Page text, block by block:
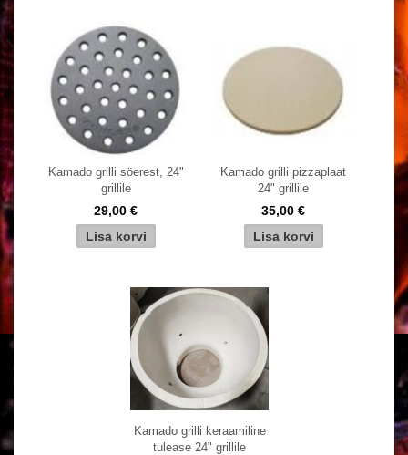
Kamado grilli söerest, 24"
grillile
29,00 €
Kamado grilli pizzaplaat
24" grillile
35,00 €
Kamado grilli keraamiline
tulease 24" grillile